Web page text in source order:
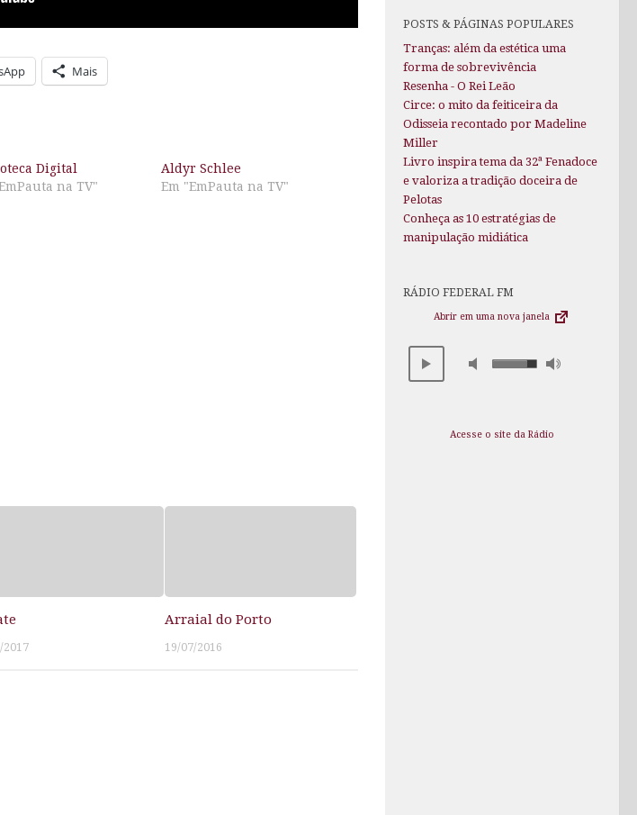
Mais
Digital
na TV"
Aldyr Schlee
Em "EmPauta na TV"
2017
Arraial do Porto
19/07/2016
POSTS & PÁGINAS POPULARES
Tranças: além da estética uma
forma de sobrevivência
Resenha - O Rei Leão
Circe: o mito da feiticeira da
Odisseia recontado por Madeline
Miller
Livro inspira tema da 32ª Fenadoce
e valoriza a tradição doceira de
Pelotas
Conheça as 10 estratégias de
manipulação midiática
RÁDIO FEDERAL FM
Abrir em uma nova janela
Acesse o site da Rádio